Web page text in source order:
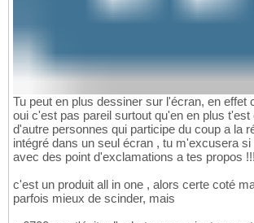
Tu peut en plus dessiner sur l'écran, en effet
oui c'est pas pareil surtout qu'en en plus t'est
d'autre personnes qui participe du coup a la
intégré dans un seul écran , tu m'excusera
avec des point d'exclamations a tes propos
c'est un produit all in one , alors certe coté
parfois mieux de scinder, mais